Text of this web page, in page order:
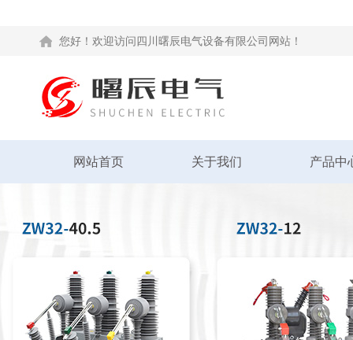
您好！欢迎访问四川曙辰电气设备有限公司网站！
网站首页 关于我们 产品中